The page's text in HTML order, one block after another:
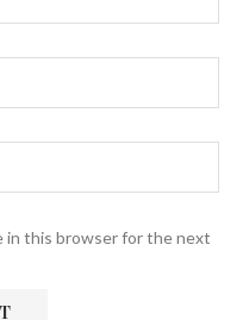
in this browser for the next